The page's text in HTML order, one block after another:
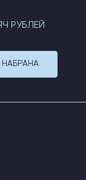
РУБЛЕЙ
НАБРАНА